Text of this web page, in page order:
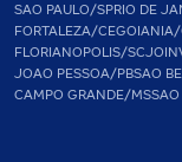
SAO PAULO/SPRIO DE
FORTALEZA/CEGOIANIA/
FLORIANOPOLIS/SC
JOAO PESSOA/PBSAO
CAMPO GRANDE/MS